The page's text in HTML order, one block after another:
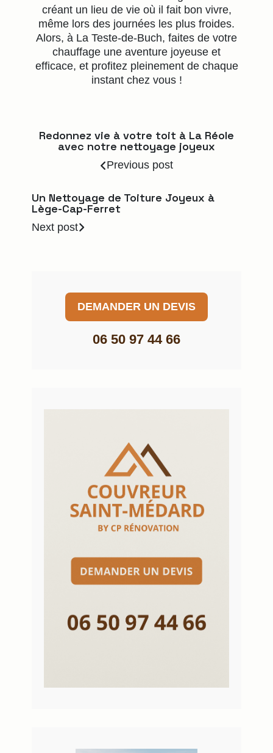
DEMANDER UN DEVIS
06 50 97 44 66
créant un lieu de vie où il fait bon vivre,
même lors des journées les plus froides.
Alors, à La Teste-de-Buch, faites de votre
chauffage une aventure joyeuse et
efficace, et profitez pleinement de chaque
instant chez vous !
Redonnez vie à votre toit à La Réole
avec notre nettoyage joyeux
Previous post
Un Nettoyage de Toiture Joyeux à
Lège-Cap-Ferret
Next post